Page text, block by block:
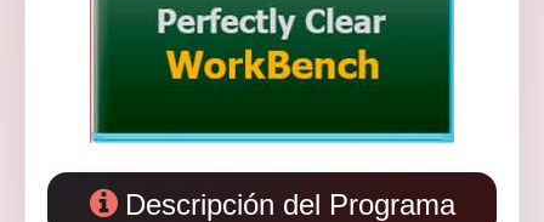
Descripción del Programa